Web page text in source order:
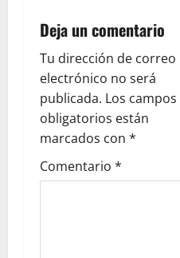
v
i
g
a
t
i
Deja un comentario
Tu dirección de correo
electrónico no será
publicada. Los campos
obligatorios están
marcados con *
Comentario *